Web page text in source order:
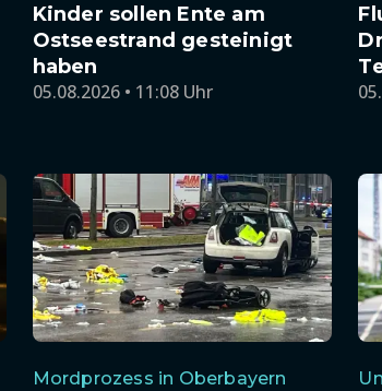
Kinder sollen Ente am
Ostseestrand gesteinigt
haben
05.08.2026 • 11:08 Uhr
Mordprozess in Oberbayern